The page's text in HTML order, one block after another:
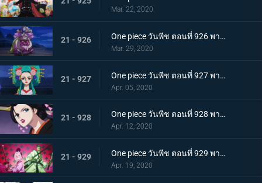
Mar. 22, 2020
21 - 926 One piece วันพีช ตอนที่ 926 พากย์ไทย เข้าตาจน โอโรจิโอนิวาบังที่แสนอันตราย
Mar. 29, 2020
21 - 927 One piece วันพีช ตอนที่ 927 พากย์ไทย ขุมนรก! พญาอสรพิษผู้น่าสะพรึง โชกุนโอโรจิ
Apr. 05, 2020
21 - 928 One piece วันพีช ตอนที่ 928 พากย์ไทย ดอกไม้ที่ปลิดปลิว! วาระสุดท้ายของหญิงงามแห่งวาโนะ
Apr. 12, 2020
21 - 929 One piece วันพีช ตอนที่ 929 พากย์ไทย สายสัมพันธ์นักโทษ ลูฟี่กับปู่เฮียว!
Apr. 19, 2020